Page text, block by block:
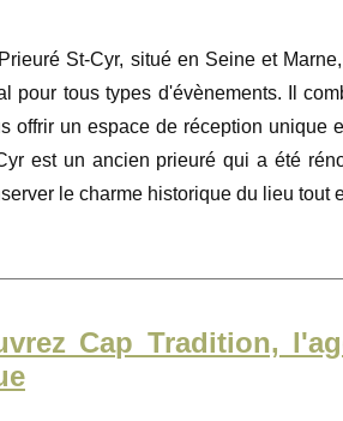
St-Cyr, situé en Seine et
pour tous types d'évènements. Il
offrir un espace de réception unique
est un ancien prieuré qui a été
le charme historique du lieu tout
Cap Tradition,